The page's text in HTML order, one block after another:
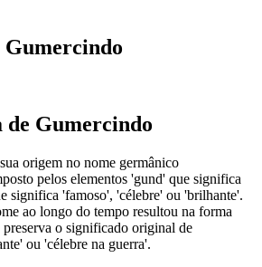
Gumercindo
de Gumercindo
origem no nome germânico
pelos elementos 'gund' que significa
significa 'famoso', 'célebre' ou 'brilhante'.
ao longo do tempo resultou na forma
o significado original de
ou 'célebre na guerra'.